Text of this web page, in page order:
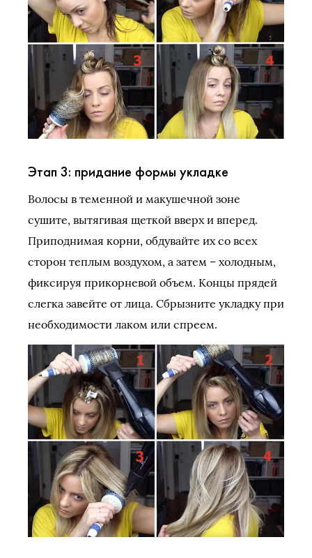
Этап 3: придание формы укладке
Волосы в теменной и макушечной зоне
сушите, вытягивая щеткой вверх и вперед.
Приподнимая корни, обдувайте их со всех
сторон теплым воздухом, а затем – холодным,
фиксируя прикорневой объем. Концы прядей
слегка завейте от лица. Сбрызните укладку при
необходимости лаком или спреем.